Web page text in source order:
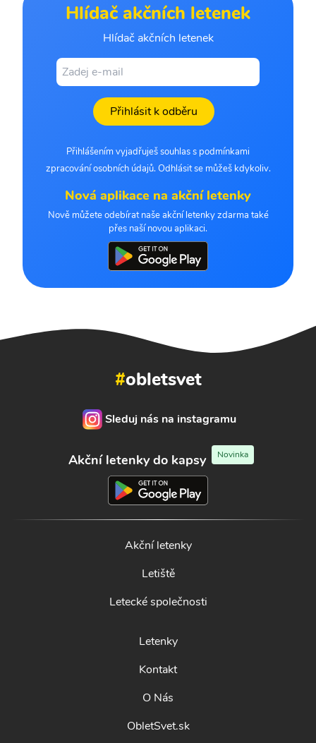
Hlídač akčních letenek
Hlídač akčních letenek
Přihlásit k odběru
Přihlášením vyjadřuješ souhlas s podmínkami
zpracování osobních údajů. Odhlásit se můžeš kdykoliv.
Nová aplikace na akční letenky
Nově můžete odebírat naše akční letenky zdarma také
přes naší novou aplikaci.
#obletsvet
Sleduj nás na instagramu
Akční letenky do kapsy Novinka
Akční letenky
Letiště
Letecké společnosti
Letenky
Kontakt
O Nás
ObletSvet.sk